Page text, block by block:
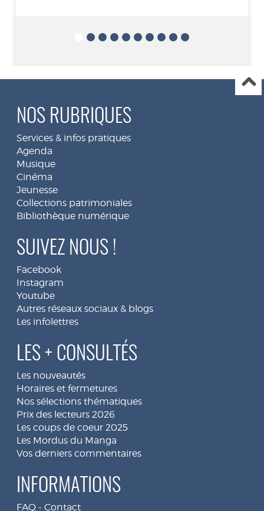
NOS RUBRIQUES
Services & infos pratiques
Agenda
Musique
Cinéma
Jeunesse
Collections patrimoniales
Bibliothèque numérique
SUIVEZ NOUS !
Facebook
Instagram
Youtube
Autres réseaux sociaux & blogs
Les infolettres
LES + CONSULTÉS
Les nouveautés
Horaires et fermetures
Nos sélections thématiques
Prix des lecteurs 2026
Les coups de coeur 2025
Les Mordus du Manga
Vos derniers commentaires
INFORMATIONS
FAQ - Contact